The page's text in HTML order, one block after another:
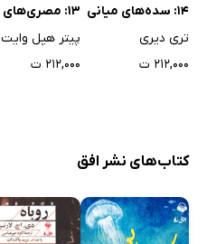
14: سده‌های میانی
مصیبت‌بار
تری دیری
۲۱۲,۰۰۰ ت
13: مصری‌های
معرکه
پیتر هپل وایت
۲۱۲,۰۰۰ ت
کتاب‌های نشر افق